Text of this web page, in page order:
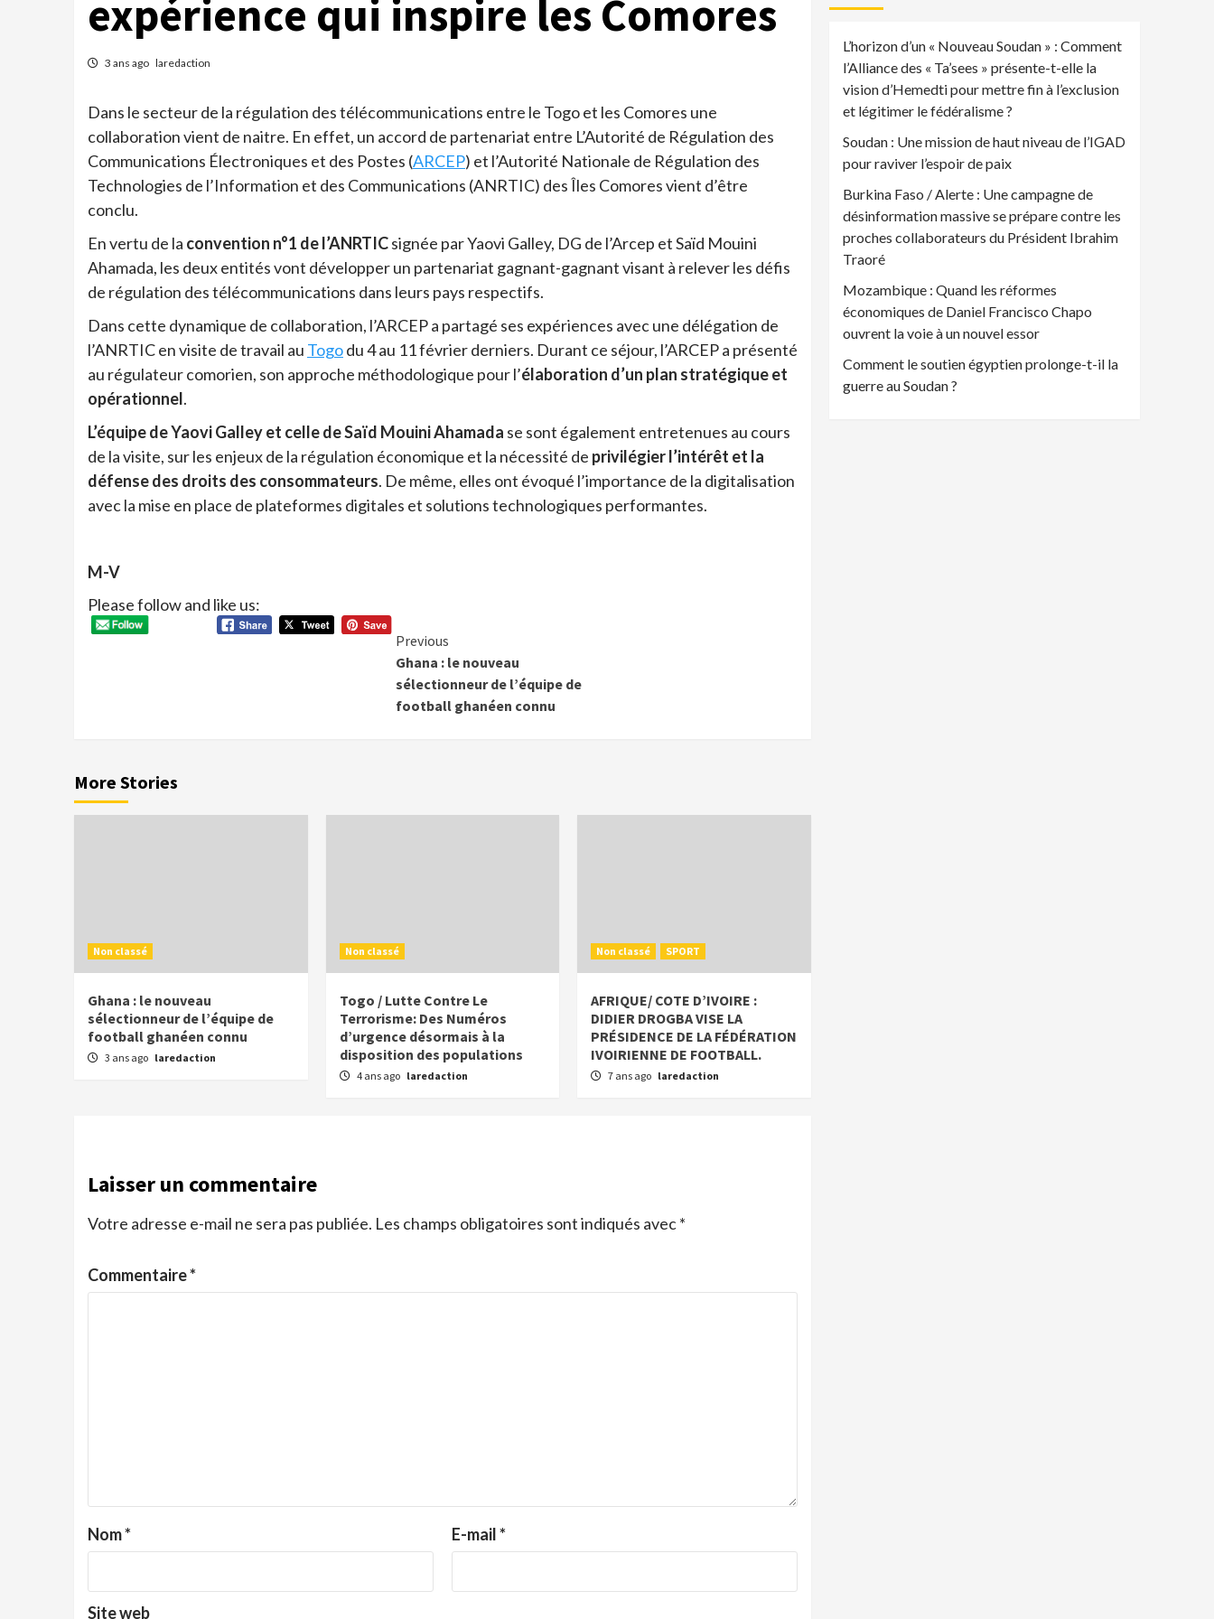
expérience qui inspire les Comores
3 ans ago laredaction
Dans le secteur de la régulation des télécommunications entre le Togo et les Comores une
collaboration vient de naitre. En effet, un accord de partenariat entre L’Autorité de Régulation des
Communications Électroniques et des Postes (ARCEP) et l’Autorité Nationale de Régulation des
Technologies de l’Information et des Communications (ANRTIC) des Îles Comores vient d’être
conclu.
En vertu de la convention n°1 de l’ANRTICsignée par Yaovi Galley, DG de l’Arcep et Saïd Mouini
Ahamada, les deux entités vont développer un partenariat gagnant-gagnant visant à relever les défis
de régulation des télécommunications dans leurs pays respectifs.
Dans cette dynamique de collaboration, l’ARCEP a partagé ses expériences avec une délégation de
l’ANRTIC en visite de travail au Togodu 4 au 11 février derniers. Durant ce séjour, l’ARCEP a présenté
au régulateur comorien, son approche méthodologique pour l’élaboration d’un plan stratégique et
opérationnel.
L’équipe de Yaovi Galley et celle de Saïd Mouini Ahamada se sont également entretenues au cours
de la visite, sur les enjeux de la régulation économique et la nécessité de privilégier l’intérêt et la
défense des droits des consommateurs. De même, elles ont évoqué l’importance de la digitalisation
avec la mise en place de plateformes digitales et solutions technologiques performantes.
M-V
Please follow and like us:
Continue
Reading
Previous
Ghana : le nouveau
sélectionneur de l’équipe de
football ghanéen connu
More Stories
Non classé
Ghana : le nouveau
sélectionneur de l’équipe de
football ghanéen connu
3 ans ago laredaction
Non classé
Togo / Lutte Contre Le
Terrorisme: Des Numéros
d’urgence désormais à la
disposition des populations
4 ans ago laredaction
Non classé SPORT
AFRIQUE/ COTE D’IVOIRE :
DIDIER DROGBA VISE LA
PRÉSIDENCE DE LA FÉDÉRATION
IVOIRIENNE DE FOOTBALL.
7 ans ago laredaction
Laisser un commentaire
Votre adresse e-mail ne sera pas publiée. Les champs obligatoires sont indiqués avec*
Commentaire*
Nom* E-mail*
Site web
L’horizon d’un « Nouveau Soudan » : Comment
l’Alliance des « Ta’sees » présente-t-elle la
vision d’Hemedti pour mettre fin à l’exclusion
et légitimer le fédéralisme ?
Soudan : Une mission de haut niveau de l’IGAD
pour raviver l’espoir de paix
Burkina Faso / Alerte : Une campagne de
désinformation massive se prépare contre les
proches collaborateurs du Président Ibrahim
Traoré
Mozambique : Quand les réformes
économiques de Daniel Francisco Chapo
ouvrent la voie à un nouvel essor
Comment le soutien égyptien prolonge-t-il la
guerre au Soudan ?